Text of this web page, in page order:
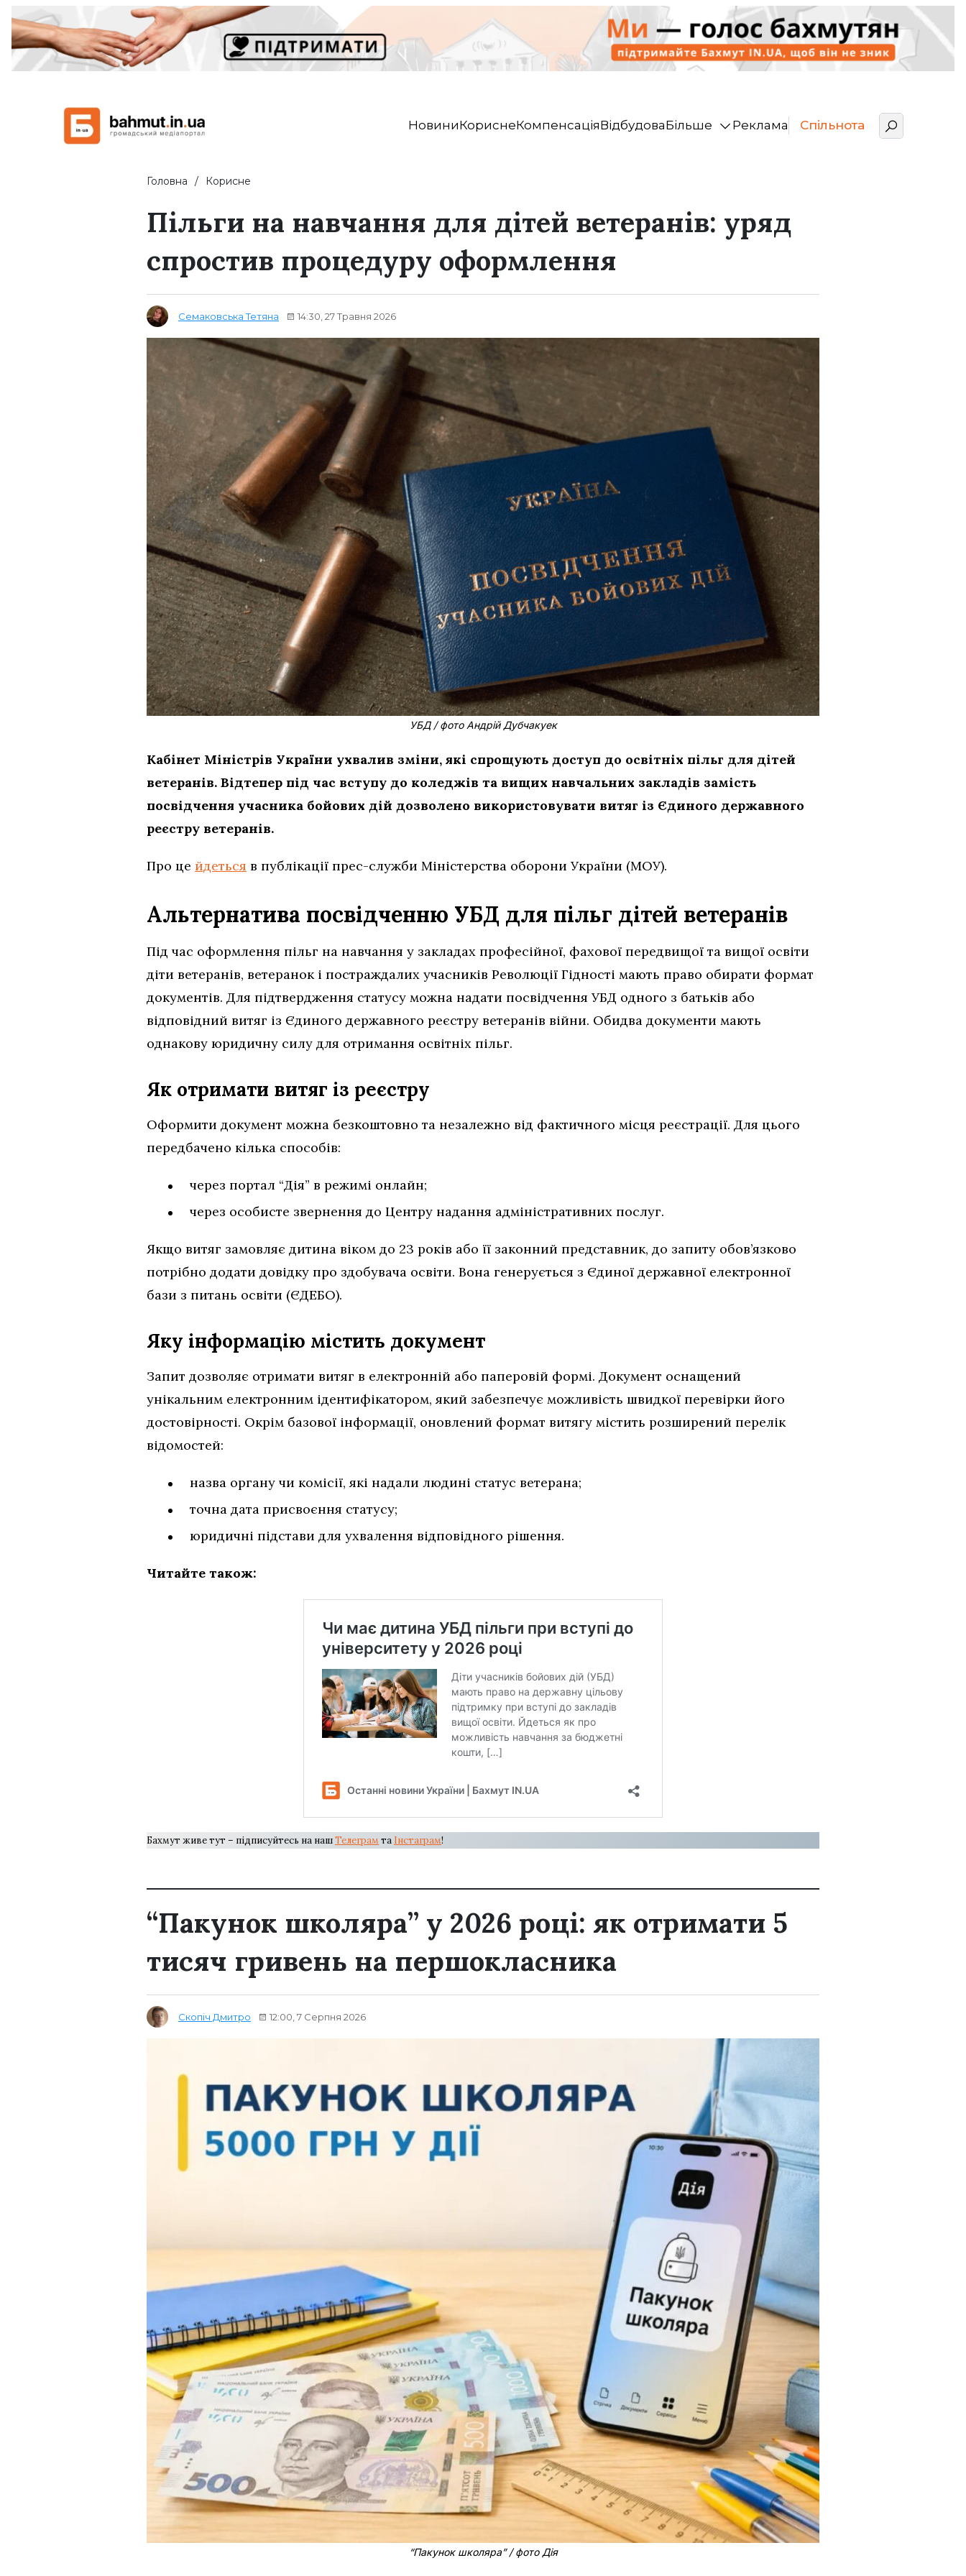
НовиниКориснеКомпенсаціяВідбудоваБільше Реклама Спільнота
Головна Корисне
Пільги на навчання для дітей ветеранів: уряд
спростив процедуру оформлення
Семаковська Тетяна 14:30, 27 Травня 2026
УБД / фото Андрій Дубчакуек
Кабінет Міністрів України ухвалив зміни, які спрощують доступ до освітніх пільг для дітей
ветеранів. Відтепер під час вступу до коледжів та вищих навчальних закладів замість
посвідчення учасника бойових дій дозволено використовувати витяг із Єдиного державного
реєстру ветеранів.
Про це йдеться в публікації прес-служби Міністерства оборони України (МОУ).
Альтернатива посвідченню УБД для пільг дітей ветеранів
Під час оформлення пільг на навчання у закладах професійної, фахової передвищої та вищої освіти
діти ветеранів, ветеранок і постраждалих учасників Революції Гідності мають право обирати формат
документів. Для підтвердження статусу можна надати посвідчення УБД одного з батьків або
відповідний витяг із Єдиного державного реєстру ветеранів війни. Обидва документи мають
однакову юридичну силу для отримання освітніх пільг.
Як отримати витяг із реєстру
Оформити документ можна безкоштовно та незалежно від фактичного місця реєстрації. Для цього
передбачено кілька способів:
через портал “Дія” в режимі онлайн;
через особисте звернення до Центру надання адміністративних послуг.
Якщо витяг замовляє дитина віком до 23 років або її законний представник, до запиту обов’язково
потрібно додати довідку про здобувача освіти. Вона генерується з Єдиної державної електронної
бази з питань освіти (ЄДЕБО).
Яку інформацію містить документ
Запит дозволяє отримати витяг в електронній або паперовій формі. Документ оснащений
унікальним електронним ідентифікатором, який забезпечує можливість швидкої перевірки його
достовірності. Окрім базової інформації, оновлений формат витягу містить розширений перелік
відомостей:
назва органу чи комісії, які надали людині статус ветерана;
точна дата присвоєння статусу;
юридичні підстави для ухвалення відповідного рішення.
Читайте також:
Бахмут живе тут – підписуйтесь на нашТелеграм та Інстаграм!
“Пакунок школяра” у 2026 році: як отримати 5
тисяч гривень на першокласника
Скопіч Дмитро 12:00, 7 Серпня 2026
“Пакунок школяра” / фото Дія